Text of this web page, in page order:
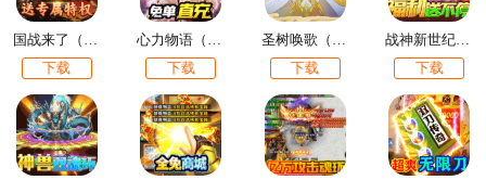
下载
下载
下载
下载